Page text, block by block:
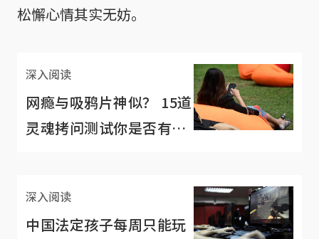
松懈心情其实无妨。
深入阅读
网瘾与吸鸦片神似？ 15道
灵魂拷问测试你是否有上
深入阅读
中国法定孩子每周只能玩